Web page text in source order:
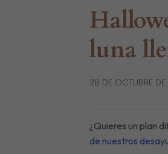
luna
28 DE OCTUBRE
¿Quieres un plan
de nuestros